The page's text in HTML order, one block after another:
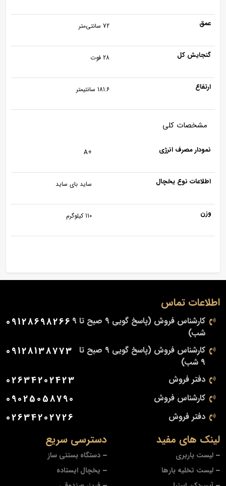
عمق 72 سانتی‌متر
گنجایش کل 28 فوت
ارتفاع 181.6 سانتیمتر
مشخصات کلی
نمودار مصرف انرژی +A
اطلاعات نوع یخچال ساید بای ساید
وزن 110 کیلوگرم
دسترسی سریع
دستگاه بستنی ساز
یخچال ایستاده
لینک های مفید
لیست باربری
لیست تخلیه بارها
اطلاعات تماس
کارشناس فروش (پاسخ گویی 9 صبح تا 9
شب)
09128698266
کارشناس فروش (پاسخ گویی 9 صبح تا
9 شب)
09128138773
دفتر فروش 02634202423
کارشناس فروش 09025058790
دفتر فروش 02634202726